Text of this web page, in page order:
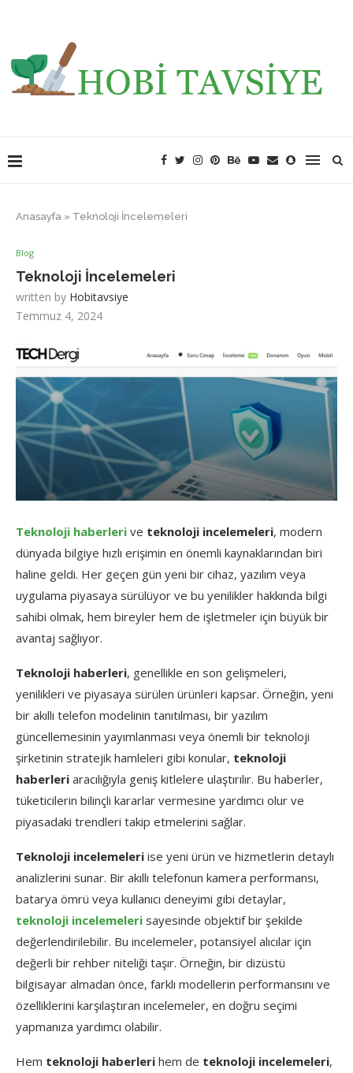
Anasayfa » Teknoloji İncelemeleri
Blog
Teknoloji İncelemeleri
written by Hobitavsiye
Temmuz 4, 2024
Teknoloji haberleri ve teknoloji incelemeleri, modern
dünyada bilgiye hızlı erişimin en önemli kaynaklarından biri
haline geldi. Her geçen gün yeni bir cihaz, yazılım veya
uygulama piyasaya sürülüyor ve bu yenilikler hakkında bilgi
sahibi olmak, hem bireyler hem de işletmeler için büyük bir
avantaj sağlıyor.
Teknoloji haberleri, genellikle en son gelişmeleri,
yenilikleri ve piyasaya sürülen ürünleri kapsar. Örneğin, yeni
bir akıllı telefon modelinin tanıtılması, bir yazılım
güncellemesinin yayımlanması veya önemli bir teknoloji
şirketinin stratejik hamleleri gibi konular, teknoloji
haberleri aracılığıyla geniş kitlelere ulaştırılır. Bu haberler,
tüketicilerin bilinçli kararlar vermesine yardımcı olur ve
piyasadaki trendleri takip etmelerini sağlar.
Teknoloji incelemeleri ise yeni ürün ve hizmetlerin detaylı
analizlerini sunar. Bir akıllı telefonun kamera performansı,
batarya ömrü veya kullanıcı deneyimi gibi detaylar,
teknoloji incelemeleri sayesinde objektif bir şekilde
değerlendirilebilir. Bu incelemeler, potansiyel alıcılar için
değerli bir rehber niteliği taşır. Örneğin, bir dizüstü
bilgisayar almadan önce, farklı modellerin performansını ve
özelliklerini karşılaştıran incelemeler, en doğru seçimi
yapmanıza yardımcı olabilir.
Hem teknoloji haberleri hem de teknoloji incelemeleri,